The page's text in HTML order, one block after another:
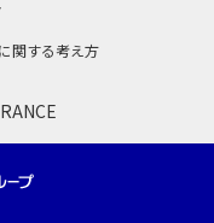
関する考え方